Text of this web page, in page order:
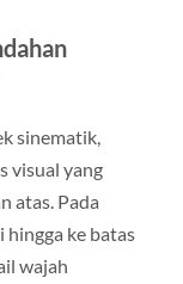
sinematik,
visual yang
atas. Pada
hingga ke batas
wajah